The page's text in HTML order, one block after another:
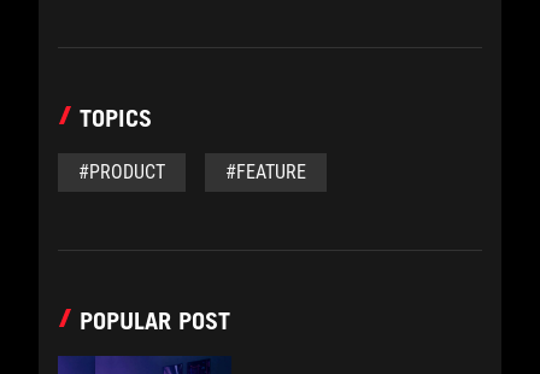
TOPICS
#PRODUCT #FEATURE
POPULAR POST